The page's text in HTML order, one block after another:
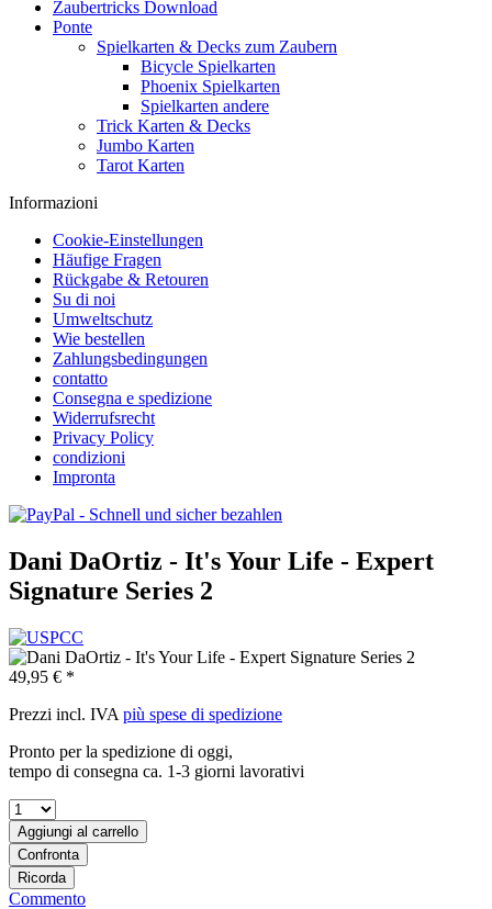
Zaubertricks Download
Ponte
Spielkarten & Decks zum Zaubern
Bicycle Spielkarten
Phoenix Spielkarten
Spielkarten andere
Trick Karten & Decks
Jumbo Karten
Tarot Karten
Informazioni
Cookie-Einstellungen
Häufige Fragen
Rückgabe & Retouren
Su di noi
Umweltschutz
Wie bestellen
Zahlungsbedingungen
contatto
Consegna e spedizione
Widerrufsrecht
Privacy Policy
condizioni
Impronta
Dani DaOrtiz - It's Your Life - Expert
Signature Series 2
49,95 € *
Prezzi incl. IVA più spese di spedizione
Pronto per la spedizione di oggi,
tempo di consegna ca. 1-3 giorni lavorativi
Aggiungi al carrello
Confronta
Ricorda
Commento